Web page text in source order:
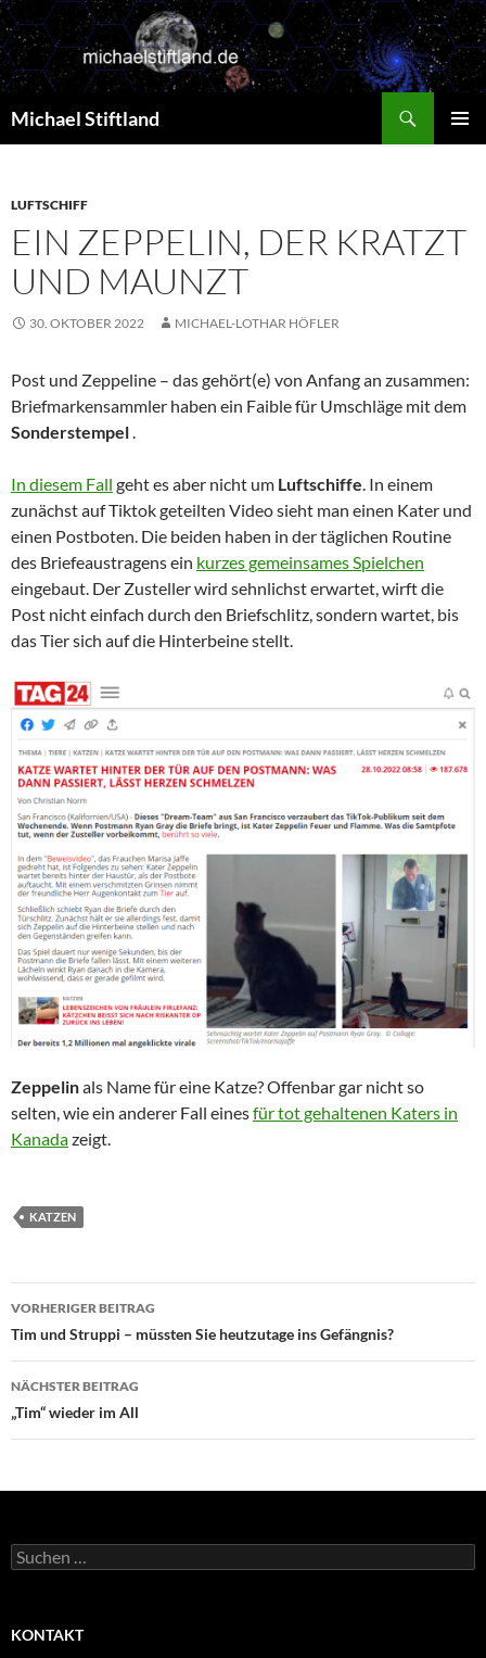
Zum
Inhalt
springen
Michael Stiftland
LUFTSCHIFF
EIN ZEPPELIN, DER KRATZT
UND MAUNZT
30. OKTOBER 2022 MICHAEL-LOTHAR HÖFLER
Post und Zeppeline – das gehört(e) von Anfang an zusammen:
Briefmarkensammler haben ein Faible für Umschläge mit dem
Sonderstempel.
In diesem Fall geht es aber nicht um Luftschiffe. In einem
zunächst auf Tiktok geteilten Video sieht man einen Kater und
einen Postboten. Die beiden haben in der täglichen Routine
des Briefeaustragens ein kurzes gemeinsames Spielchen
eingebaut. Der Zusteller wird sehnlichst erwartet, wirft die
Post nicht einfach durch den Briefschlitz, sondern wartet, bis
das Tier sich auf die Hinterbeine stellt.
Zeppelinals Name für eine Katze? Offenbar gar nicht so
selten, wie ein anderer Fall einesfür tot gehaltenen Katers in
Kanadazeigt.
KATZEN
Beitragsnavigation
VORHERIGER BEITRAG
Tim und Struppi – müssten Sie heutzutage ins Gefängnis?
NÄCHSTER BEITRAG
„Tim“ wieder im All
Suchen
nach:
KONTAKT